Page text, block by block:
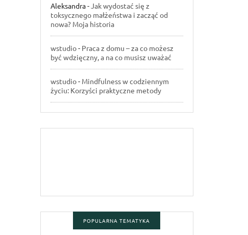
Aleksandra-Jak wydostać się z
toksycznego małżeństwa i zacząć od
nowa? Moja historia
wstudio- Praca z domu – za co możesz
być wdzięczny, a na co musisz uważać
wstudio- Mindfulness w codziennym
życiu: Korzyści praktyczne metody
POPULARNA TEMATYKA